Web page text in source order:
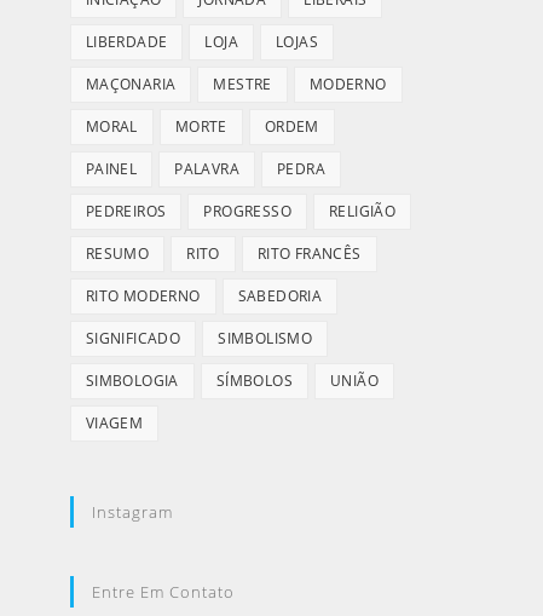
LIBERDADE LOJA LOJAS
MAÇONARIA MESTRE MODERNO
MORAL MORTE ORDEM
PAINEL PALAVRA PEDRA
PEDREIROS PROGRESSO RELIGIÃO
RESUMO RITO RITO FRANCÊS
RITO MODERNO SABEDORIA
SIGNIFICADO SIMBOLISMO
SIMBOLOGIA SÍMBOLOS UNIÃO
VIAGEM
Instagram
Entre Em Contato